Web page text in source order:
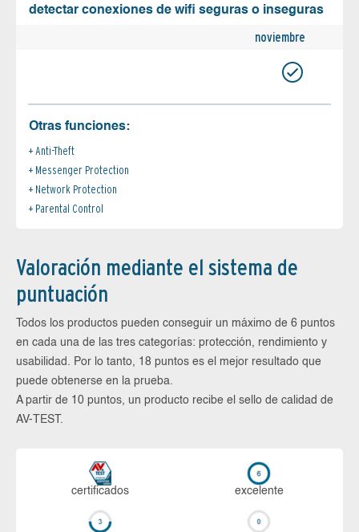
detectar conexiones de wifi seguras o inseguras
noviembre
Otras funciones:
Anti-Theft
Messenger Protection
Network Protection
Parental Control
Valoración mediante el sistema de
puntuación
Todos los productos pueden conseguir un máximo de 6 puntos
en cada una de las tres categorías: protección, rendimiento y
usabilidad. Por lo tanto, 18 puntos es el mejor resultado que
puede obtenerse en la prueba.
A partir de 10 puntos, un producto recibe el sello de calidad de
AV-TEST.
certi­ficados ex­ce­len­te